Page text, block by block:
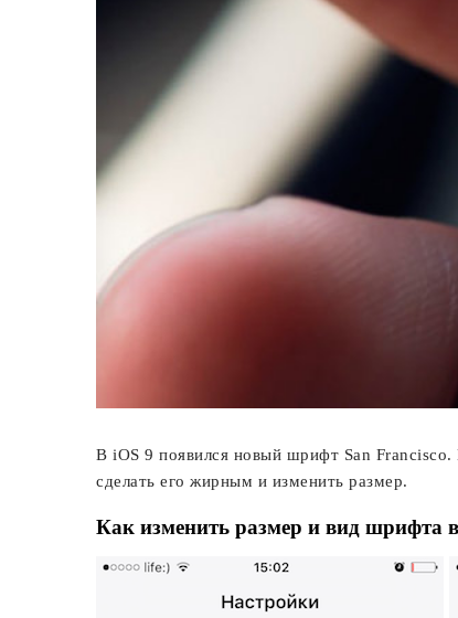
В iOS 9 появился новый шрифт San Francisco.
сделать его жирным и изменить размер.
Как изменить размер и вид шрифта